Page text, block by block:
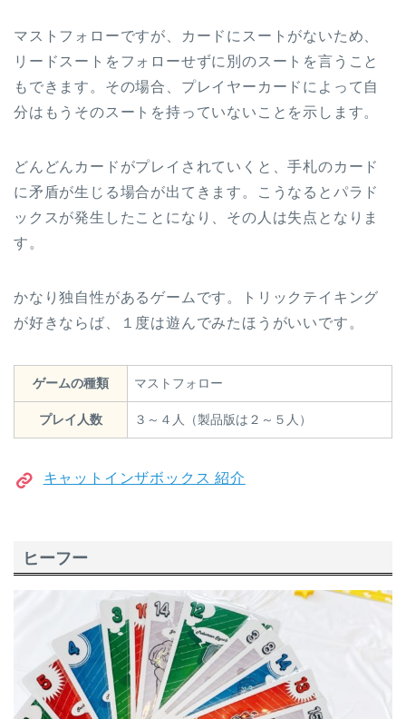
マストフォローですが、カードにスートがないため、
リードスートをフォローせずに別のスートを言うこと
もできます。その場合、プレイヤーカードによって自
分はもうそのスートを持っていないことを示します。
どんどんカードがプレイされていくと、手札のカード
に矛盾が生じる場合が出てきます。こうなるとパラド
ックスが発生したことになり、その人は失点となりま
す。
かなり独自性があるゲームです。トリックテイキング
が好きならば、１度は遊んでみたほうがいいです。
ゲームの種類 マストフォロー
プレイ人数 ３～４人（製品版は２～５人）
キャットインザボックス 紹介
ヒーフー